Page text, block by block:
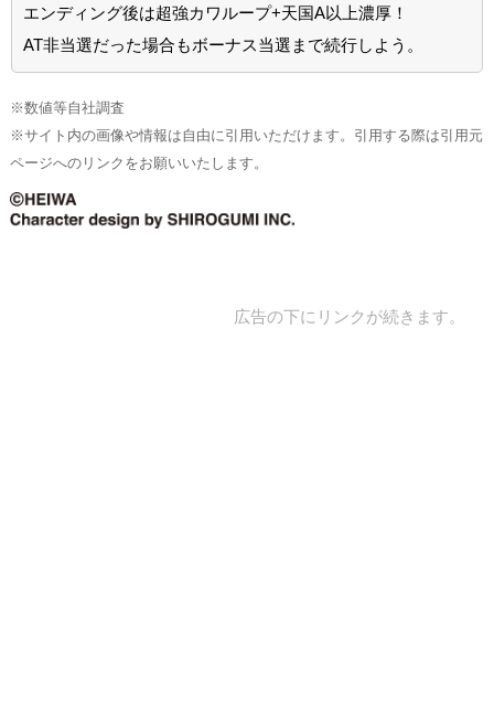
エンディング後は超強カワループ+天国A以上濃厚！
AT非当選だった場合もボーナス当選まで続行しよう。
※数値等自社調査
※サイト内の画像や情報は自由に引用いただけます。引用する際は引用元
ページへのリンクをお願いいたします。
広告の下にリンクが続きます。